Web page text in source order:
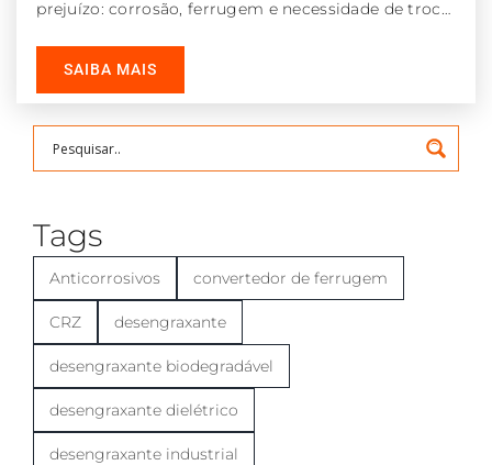
prejuízo: corrosão, ferrugem e necessidade de troca
SAIBA MAIS
Tags
Anticorrosivos convertedor de ferrugem
CRZ desengraxante
desengraxante biodegradável
desengraxante dielétrico
desengraxante industrial